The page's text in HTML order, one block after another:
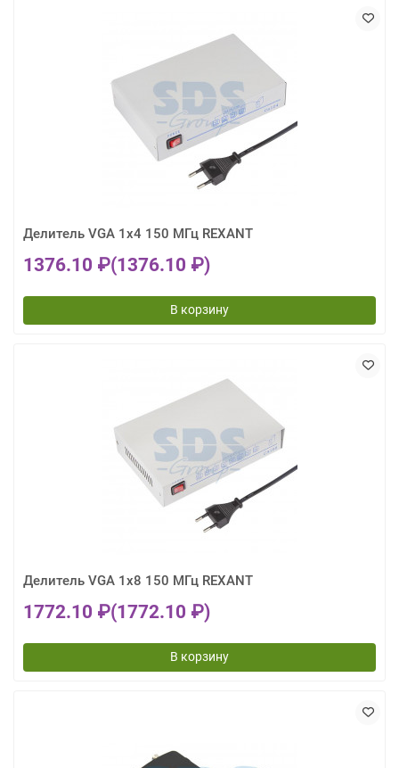
Делитель VGA 1x4 150 МГц REXANT
1376.10 ₽(1376.10 ₽)
В корзину
Делитель VGA 1x8 150 МГц REXANT
1772.10 ₽(1772.10 ₽)
В корзину